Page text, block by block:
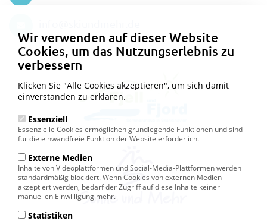
Wir verwenden auf dieser Website
Cookies, um das Nutzungserlebnis zu
verbessern
Klicken Sie "Alle Cookies akzeptieren", um sich damit
einverstanden zu erklären.
Essenziell
Essenzielle Cookies ermöglichen grundlegende Funktionen und sind
für die einwandfreie Funktion der Website erforderlich.
Externe Medien
Inhalte von Videoplattformen und Social-Media-Plattformen werden
standardmäßig blockiert. Wenn Cookies von externen Medien
akzeptiert werden, bedarf der Zugriff auf diese Inhalte keiner
manuellen Einwilligung mehr.
Statistiken